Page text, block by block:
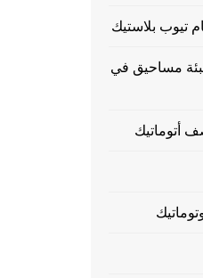
تيوب بلاستيك
مساحيق في
أتوماتيك